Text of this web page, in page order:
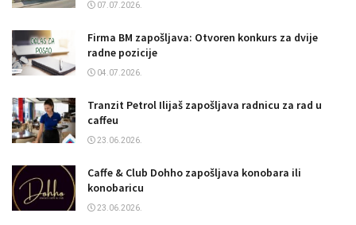
07.07.2026.
Firma BM zapošljava: Otvoren konkurs za dvije
radne pozicije
04.07.2026.
Tranzit Petrol Ilijaš zapošljava radnicu za rad u
caffeu
23.06.2026.
Caffe & Club Dohho zapošljava konobara ili
konobaricu
23.06.2026.